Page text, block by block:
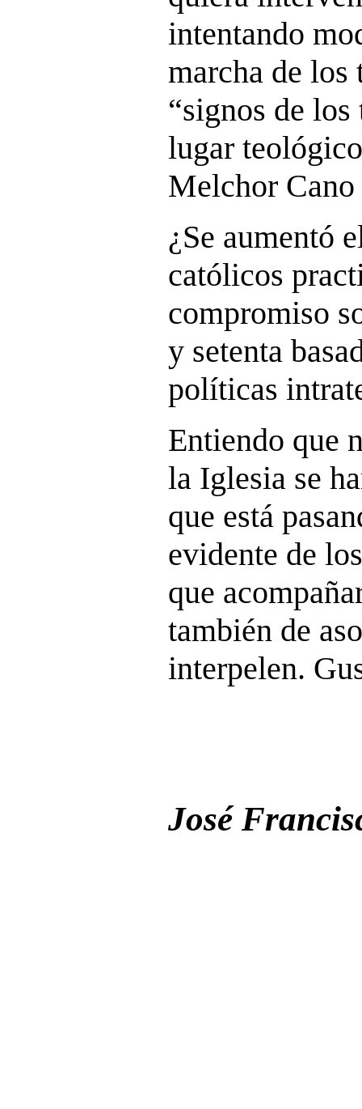
intentando
marcha de los
“signos de
lugar
Melchor
¿Se aumentó
católicos
compromiso
y setenta
políticas
Entiendo que
la Iglesia se
que está
evidente de
que
también de
interpelen.
José